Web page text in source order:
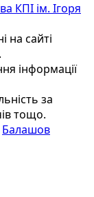
КПІ ім. Ігоря
на сайті
інформації
за
тощо.
Балашов